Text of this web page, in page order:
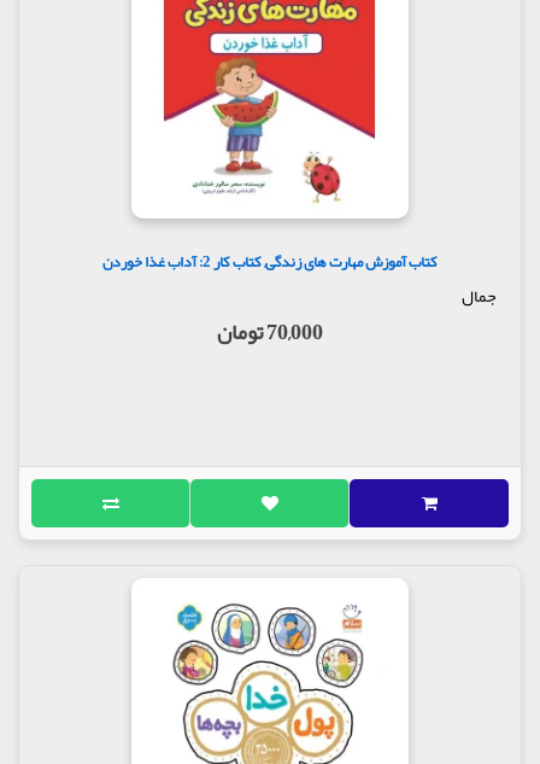
کتاب آموزش مهارت های زندگی, کتاب کار 2: آداب غذا خوردن
جمال
70,000 تومان